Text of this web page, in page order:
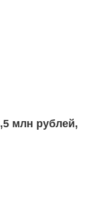
млн рублей,